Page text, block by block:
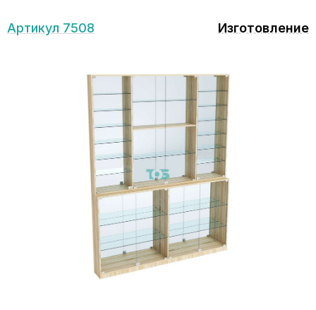
Артикул 7508 Изготовление